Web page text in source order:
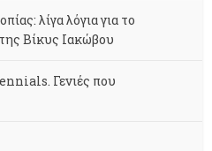
λίγα λόγια για το
Βίκυς Ιακώβου
Γενιές που